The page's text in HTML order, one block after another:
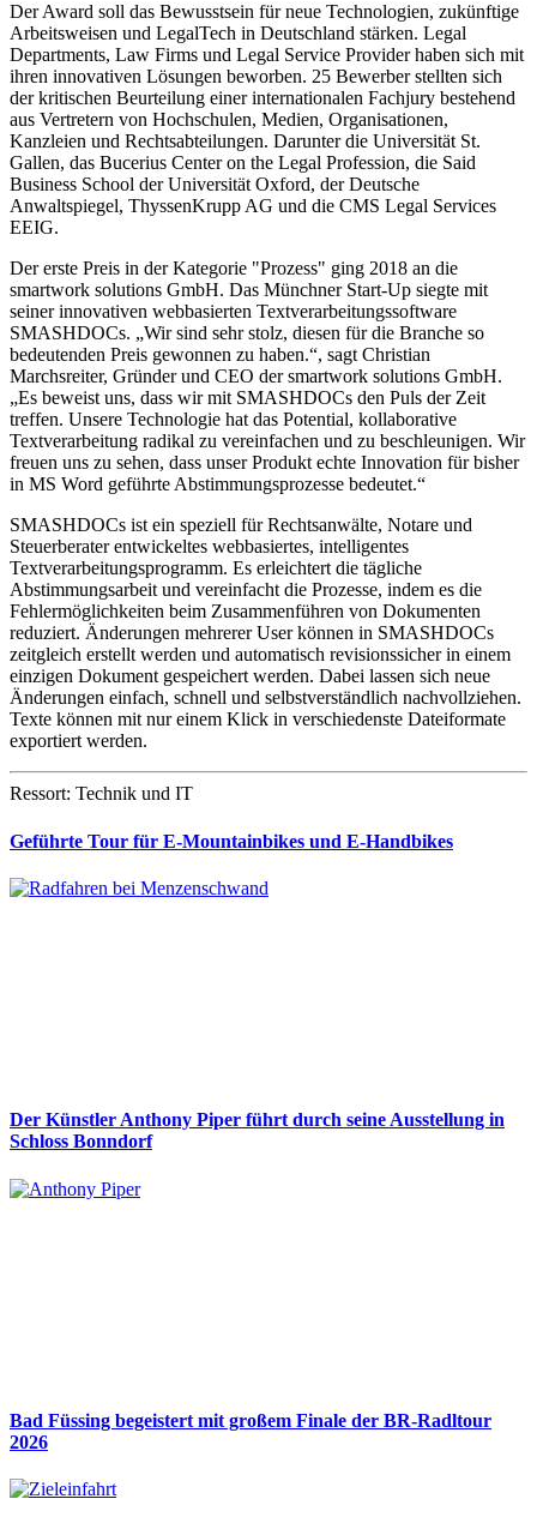
Der Award soll das Bewusstsein für neue Technologien, zukünftige
Arbeitsweisen und LegalTech in Deutschland stärken. Legal
Departments, Law Firms und Legal Service Provider haben sich mit
ihren innovativen Lösungen beworben. 25 Bewerber stellten sich
der kritischen Beurteilung einer internationalen Fachjury bestehend
aus Vertretern von Hochschulen, Medien, Organisationen,
Kanzleien und Rechtsabteilungen. Darunter die Universität St.
Gallen, das Bucerius Center on the Legal Profession, die Said
Business School der Universität Oxford, der Deutsche
Anwaltspiegel, ThyssenKrupp AG und die CMS Legal Services
EEIG.
Der erste Preis in der Kategorie "Prozess" ging 2018 an die
smartwork solutions GmbH. Das Münchner Start-Up siegte mit
seiner innovativen webbasierten Textverarbeitungssoftware
SMASHDOCs. „Wir sind sehr stolz, diesen für die Branche so
bedeutenden Preis gewonnen zu haben.“, sagt Christian
Marchsreiter, Gründer und CEO der smartwork solutions GmbH.
„Es beweist uns, dass wir mit SMASHDOCs den Puls der Zeit
treffen. Unsere Technologie hat das Potential, kollaborative
Textverarbeitung radikal zu vereinfachen und zu beschleunigen. Wir
freuen uns zu sehen, dass unser Produkt echte Innovation für bisher
in MS Word geführte Abstimmungsprozesse bedeutet.“
SMASHDOCs ist ein speziell für Rechtsanwälte, Notare und
Steuerberater entwickeltes webbasiertes, intelligentes
Textverarbeitungsprogramm. Es erleichtert die tägliche
Abstimmungsarbeit und vereinfacht die Prozesse, indem es die
Fehlermöglichkeiten beim Zusammenführen von Dokumenten
reduziert. Änderungen mehrerer User können in SMASHDOCs
zeitgleich erstellt werden und automatisch revisionssicher in einem
einzigen Dokument gespeichert werden. Dabei lassen sich neue
Änderungen einfach, schnell und selbstverständlich nachvollziehen.
Texte können mit nur einem Klick in verschiedenste Dateiformate
exportiert werden.
Ressort: Technik und IT
Geführte Tour für E-Mountainbikes und E-Handbikes
Der Künstler Anthony Piper führt durch seine Ausstellung in
Schloss Bonndorf
Bad Füssing begeistert mit großem Finale der BR-Radltour
2026